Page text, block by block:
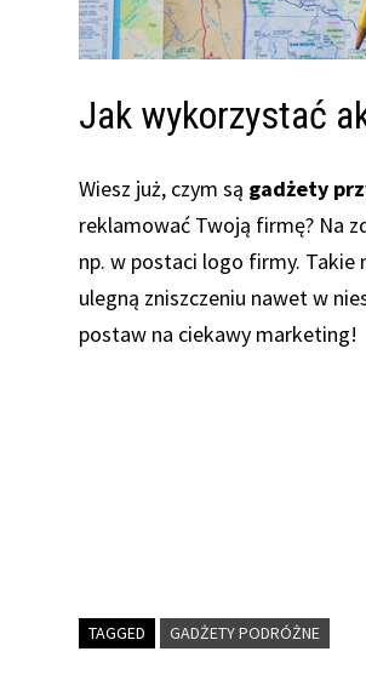
Jak wykorzystać
Wiesz już, czym są gadżety
reklamować Twoją firmę? Na
np. w postaci logo firmy. Takie
ulegną zniszczeniu nawet w
postaw na ciekawy marketing!
TAGGED GADŻETY PODRÓŻNE